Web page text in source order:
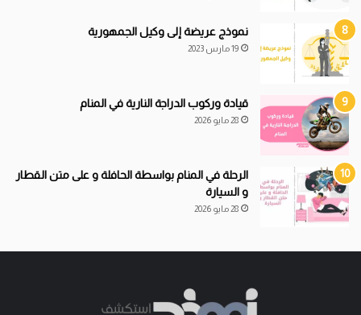
نموذج عريضة إلى وكيل الجمهورية
19 مارس 2023
قيادةوركوب الدراجة النارية في المنام
28 مايو 2026
الرحلة في المنام بواسطة الحافلة و على متن القطار
و السيارة
28 مايو 2026